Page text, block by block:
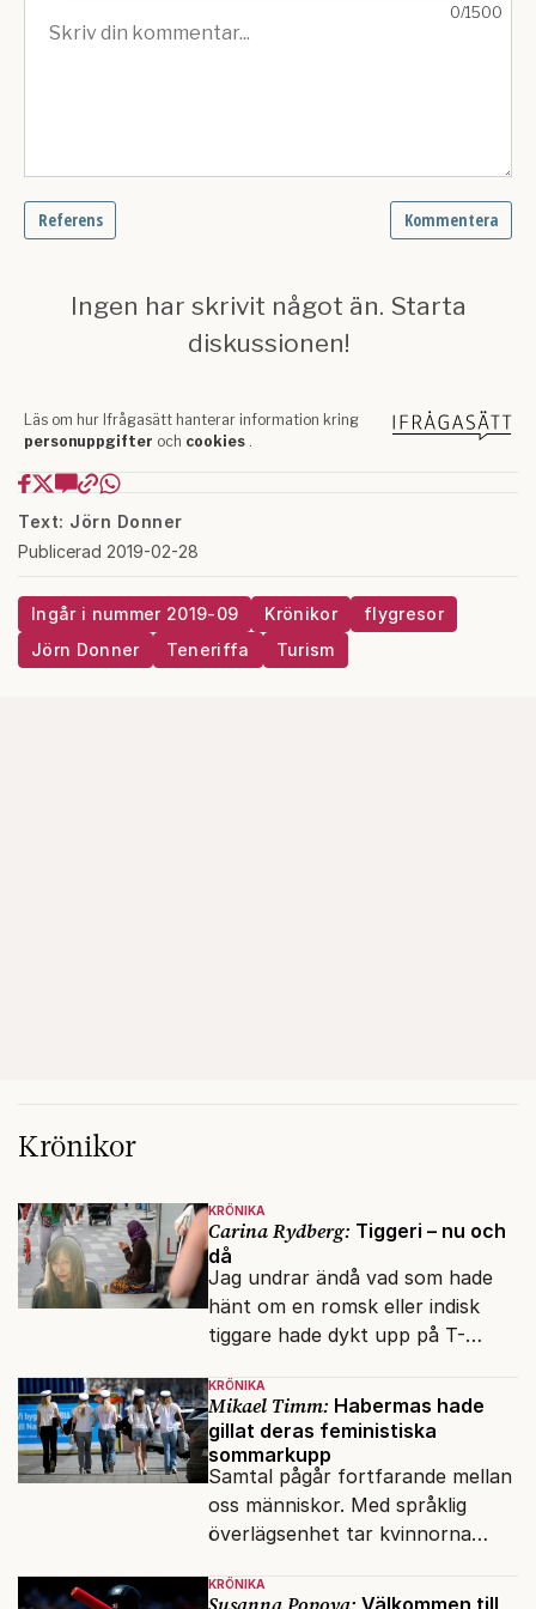
Text: Jörn Donner
Publicerad 2019-02-28
Ingår i nummer 2019-09 Krönikor
flygresor
Jörn Donner
Teneriffa Turism
Krönikor
KRÖNIKA
Carina Rydberg: Tiggeri – nu och
då
Jag undrar ändå vad som hade
hänt om en romsk eller indisk
tiggare hade dykt upp på T-
vilken det hade gått bra att
swisha.
KRÖNIKA
Mikael Timm: Habermas hade
gillat deras feministiska
sommarkupp
Samtal pågår fortfarande mellan
oss människor. Med språklig
överlägsenhet tar kvinnorna
KRÖNIKA
Välkommen till